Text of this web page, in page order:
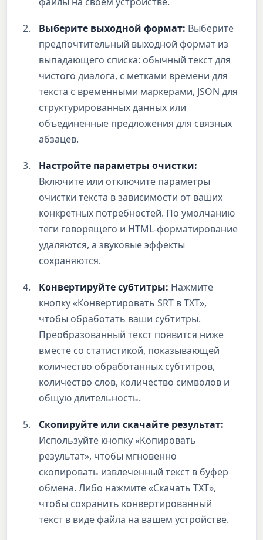
Выберите выходной формат: Выберите
предпочтительный выходной формат из
выпадающего списка: обычный текст для
чистого диалога, с метками времени для
текста с временными маркерами, JSON для
структурированных данных или
объединенные предложения для связных
абзацев.
Настройте параметры очистки:
Включите или отключите параметры
очистки текста в зависимости от ваших
конкретных потребностей. По умолчанию
теги говорящего и HTML-форматирование
удаляются, а звуковые эффекты
сохраняются.
Конвертируйте субтитры: Нажмите
кнопку «Конвертировать SRT в TXT»,
чтобы обработать ваши субтитры.
Преобразованный текст появится ниже
вместе со статистикой, показывающей
количество обработанных субтитров,
количество слов, количество символов и
общую длительность.
Скопируйте или скачайте результат:
Используйте кнопку «Копировать
результат», чтобы мгновенно
скопировать извлеченный текст в буфер
обмена. Либо нажмите «Скачать TXT»,
чтобы сохранить конвертированный
текст в виде файла на вашем устройстве.